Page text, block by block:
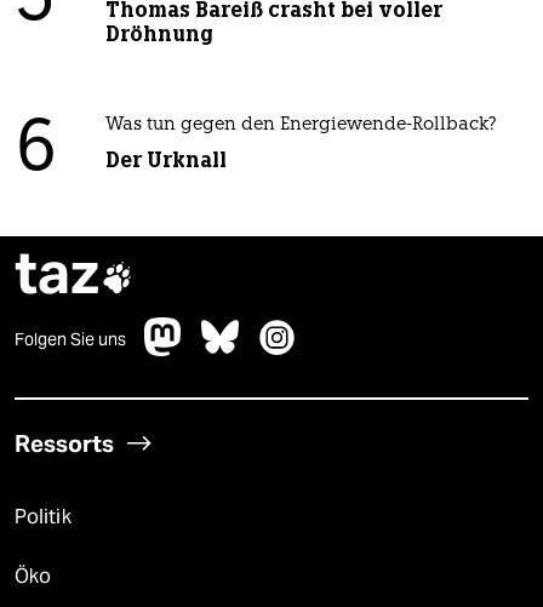
Thomas Bareiß crasht bei voller
Dröhnung
6 Was tun gegen den Energiewende-Rollback?
Der Urknall
taz
Folgen Sie uns
Ressorts
Politik
Öko